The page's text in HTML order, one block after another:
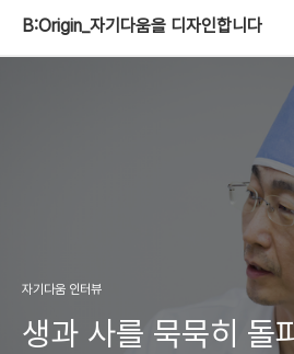
B:Origin_자기다움을 디자인합니다
자기다움 인터뷰
생과 사를 묵묵히 돌